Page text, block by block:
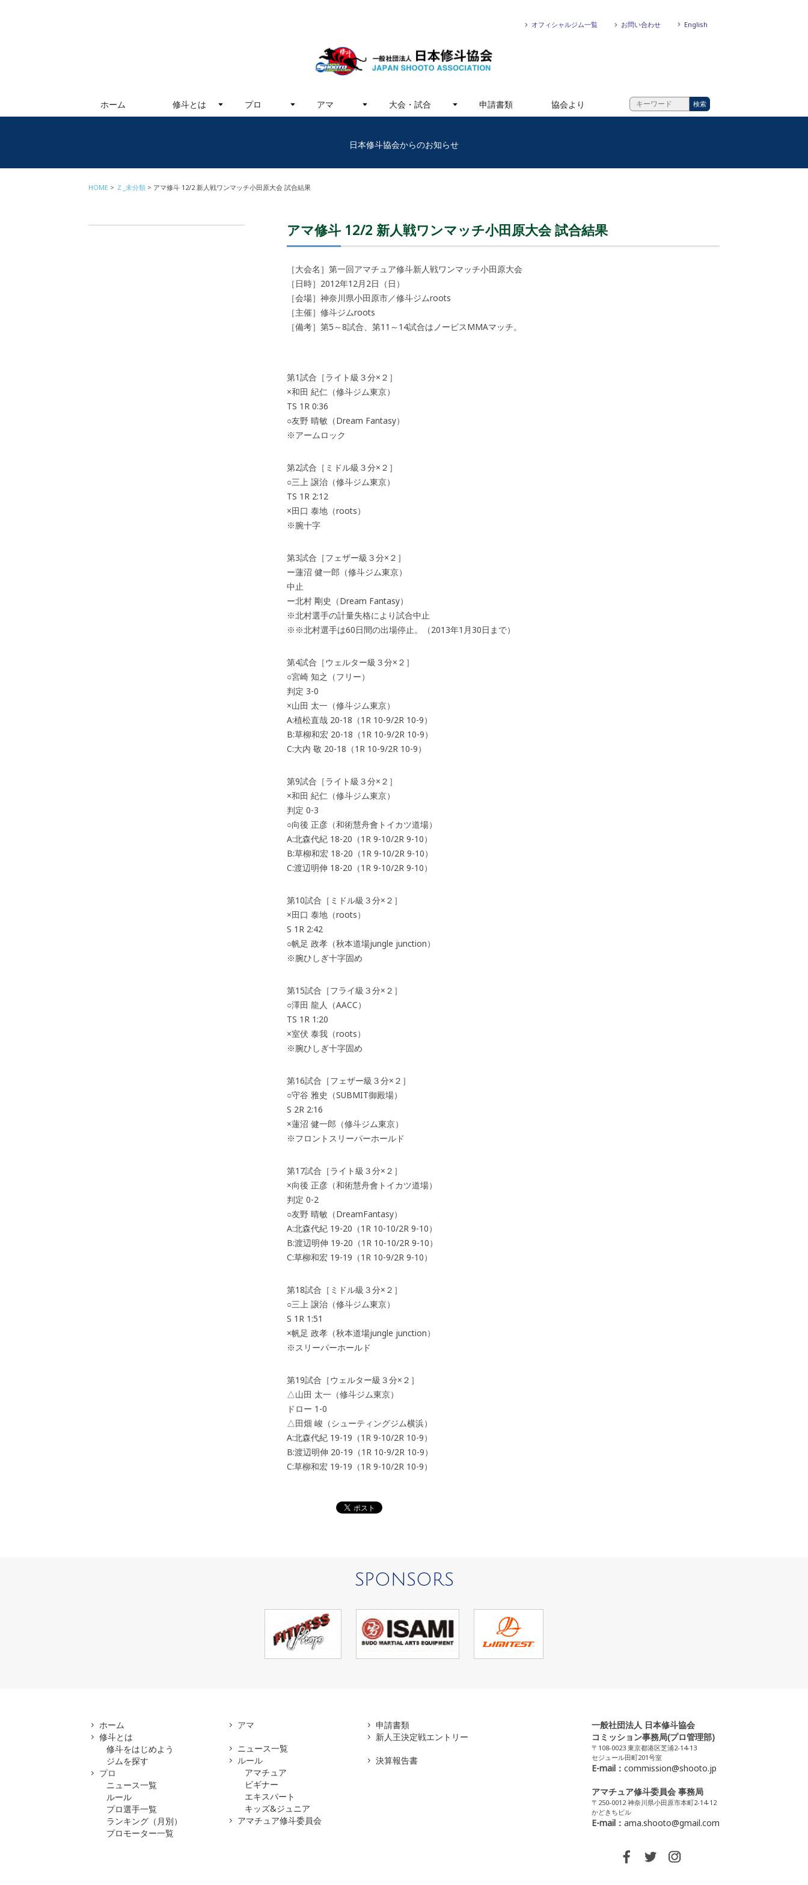
オフィシャルジム一覧 お問い合わせ English
ホーム 修斗とは プロ アマ 大会・試合 申請書類 協会より
日本修斗協会からのお知らせ
HOME Ｚ_未分類 アマ修斗 12/2 新人戦ワンマッチ小田原大会 試合結果
アマ修斗 12/2 新人戦ワンマッチ小田原大会 試合結果
［大会名］第一回アマチュア修斗新人戦ワンマッチ小田原大会
［日時］2012年12月2日（日）
［会場］神奈川県小田原市／修斗ジムroots
［主催］修斗ジムroots
［備考］第5～8試合、第11～14試合はノービスMMAマッチ。
第1試合［ライト級３分×２］
×和田 紀仁（修斗ジム東京）
TS 1R 0:36
○友野 晴敏（Dream Fantasy）
※アームロック
第2試合［ミドル級３分×２］
○三上 譲治（修斗ジム東京）
TS 1R 2:12
×田口 泰地（roots）
※腕十字
第3試合［フェザー級３分×２］
ー蓮沼 健一郎（修斗ジム東京）
中止
ー北村 剛史（Dream Fantasy）
※北村選手の計量失格により試合中止
※※北村選手は60日間の出場停止。（2013年1月30日まで）
第4試合［ウェルター級３分×２］
○宮崎 知之（フリー）
判定 3-0
×山田 太一（修斗ジム東京）
A:植松直哉 20-18（1R 10-9/2R 10-9）
B:草柳和宏 20-18（1R 10-9/2R 10-9）
C:大内 敬 20-18（1R 10-9/2R 10-9）
第9試合［ライト級３分×２］
×和田 紀仁（修斗ジム東京）
判定 0-3
○向後 正彦（和術慧舟會トイカツ道場）
A:北森代紀 18-20（1R 9-10/2R 9-10）
B:草柳和宏 18-20（1R 9-10/2R 9-10）
C:渡辺明伸 18-20（1R 9-10/2R 9-10）
第10試合［ミドル級３分×２］
×田口 泰地（roots）
S 1R 2:42
○帆足 政孝（秋本道場jungle junction）
※腕ひしぎ十字固め
第15試合［フライ級３分×２］
○澤田 龍人（AACC）
TS 1R 1:20
×室伏 泰我（roots）
※腕ひしぎ十字固め
第16試合［フェザー級３分×２］
○守谷 雅史（SUBMIT御殿場）
S 2R 2:16
×蓮沼 健一郎（修斗ジム東京）
※フロントスリーパーホールド
第17試合［ライト級３分×２］
×向後 正彦（和術慧舟會トイカツ道場）
判定 0-2
○友野 晴敏（DreamFantasy）
A:北森代紀 19-20（1R 10-10/2R 9-10）
B:渡辺明伸 19-20（1R 10-10/2R 9-10）
C:草柳和宏 19-19（1R 10-9/2R 9-10）
第18試合［ミドル級３分×２］
○三上 譲治（修斗ジム東京）
S 1R 1:51
×帆足 政孝（秋本道場jungle junction）
※スリーパーホールド
第19試合［ウェルター級３分×２］
△山田 太一（修斗ジム東京）
ドロー 1-0
△田畑 峻（シューティングジム横浜）
A:北森代紀 19-19（1R 9-10/2R 10-9）
B:渡辺明伸 20-19（1R 10-9/2R 10-9）
C:草柳和宏 19-19（1R 9-10/2R 10-9）
SPONSORS
ホーム
修斗とは
修斗をはじめよう
ジムを探す
プロ
ニュース一覧
ルール
プロ選手一覧
ランキング（月別）
プロモーター一覧
アマ
ニュース一覧
ルール
アマチュア
ビギナー
エキスパート
キッズ&ジュニア
アマチュア修斗委員会
申請書類
新人王決定戦エントリー
決算報告書
一般社団法人 日本修斗協会
コミッション事務局(プロ管理部)
〒108-0023 東京都港区芝浦2-14-13
セジュール田町201号室
E-mail： commission@shooto.jp
アマチュア修斗委員会 事務局
〒250-0012 神奈川県小田原市本町2-14-12
かどきちビル
E-mail： ama.shooto@gmail.com